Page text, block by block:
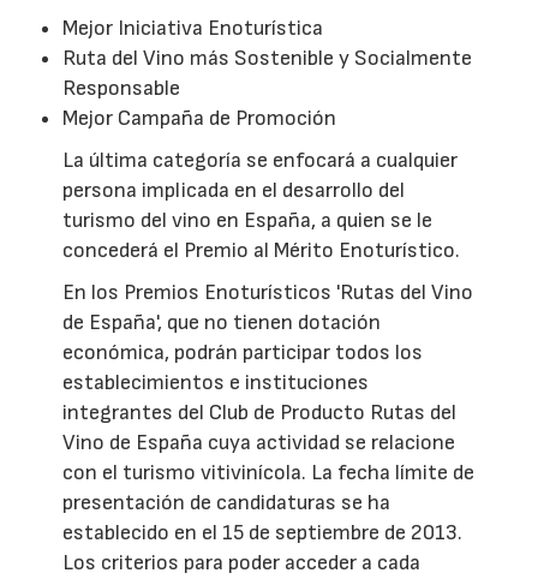
Mejor Iniciativa Enoturística
Ruta del Vino más Sostenible y Socialmente
Responsable
Mejor Campaña de Promoción
La última categoría se enfocará a cualquier
persona implicada en el desarrollo del
turismo del vino en España, a quien se le
concederá el Premio al Mérito Enoturístico.
En los Premios Enoturísticos 'Rutas del Vino
de España', que no tienen dotación
económica, podrán participar todos los
establecimientos e instituciones
integrantes del Club de Producto Rutas del
Vino de España cuya actividad se relacione
con el turismo vitivinícola. La fecha límite de
presentación de candidaturas se ha
establecido en el 15 de septiembre de 2013.
Los criterios para poder acceder a cada